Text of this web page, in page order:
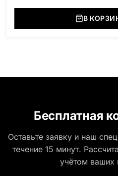
(Украина, Житомерская
(Россия, Карелия),
В
Бесплатная
Оставьте заявку и наш
течение 15 минут.
учётом ваших